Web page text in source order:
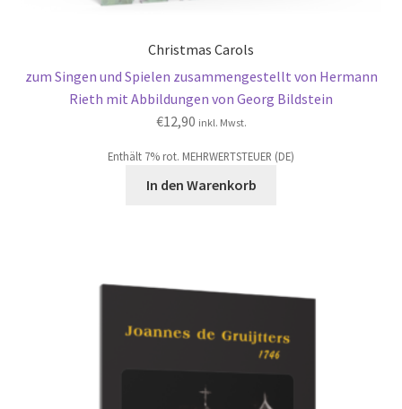
Christmas Carols
zum Singen und Spielen zusammengestellt von Hermann
Rieth mit Abbildungen von Georg Bildstein
€12,90 inkl. Mwst.
Enthält 7% rot. MEHRWERTSTEUER (DE)
In den Warenkorb